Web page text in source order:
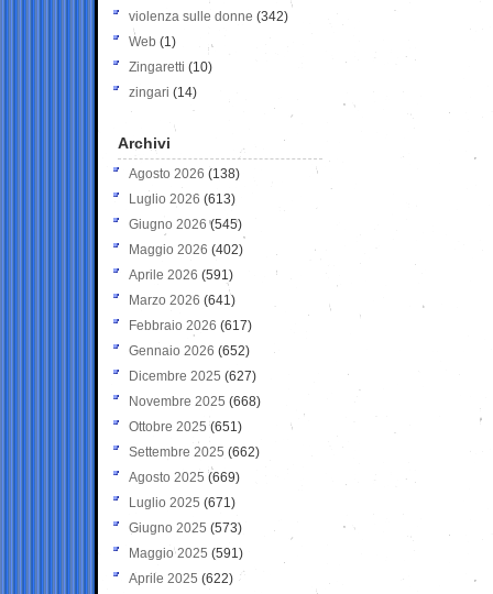
violenza sulle donne (342)
Web (1)
Zingaretti (10)
zingari (14)
Archivi
Agosto 2026 (138)
Luglio 2026 (613)
Giugno 2026 (545)
Maggio 2026 (402)
Aprile 2026 (591)
Marzo 2026 (641)
Febbraio 2026 (617)
Gennaio 2026 (652)
Dicembre 2025 (627)
Novembre 2025 (668)
Ottobre 2025 (651)
Settembre 2025 (662)
Agosto 2025 (669)
Luglio 2025 (671)
Giugno 2025 (573)
Maggio 2025 (591)
Aprile 2025 (622)